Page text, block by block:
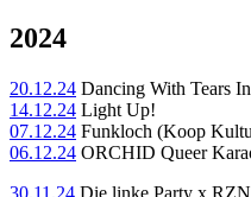
2024
20.12.24 Dancing With Tears
14.12.24 Light Up!
07.12.24 Funkloch (Koop
06.12.24 ORCHID Queer
30.11.24 Die linke Party x